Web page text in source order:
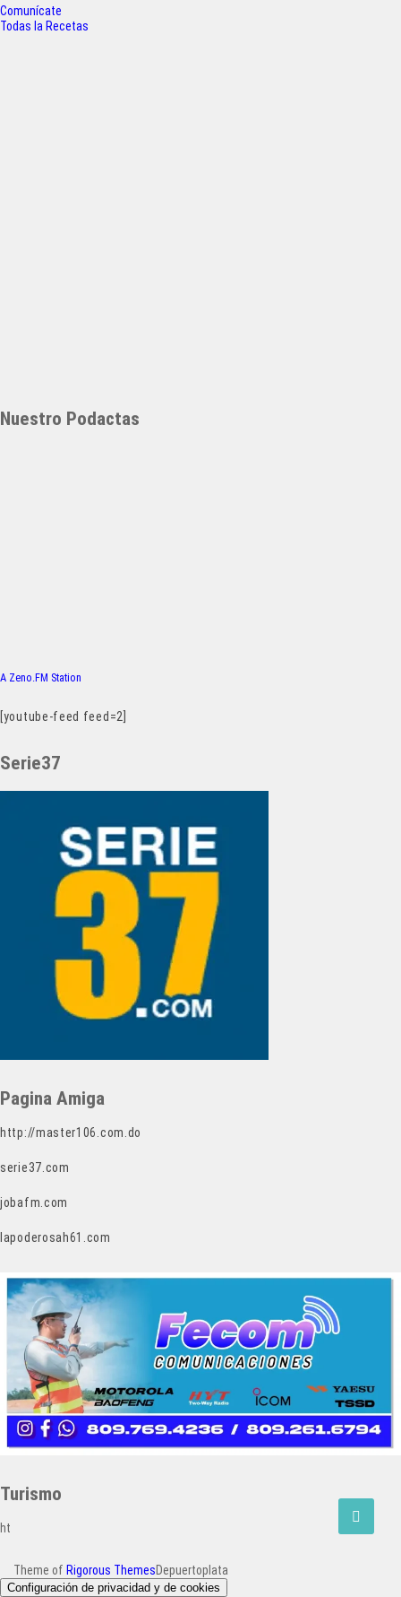
k
p
Comunícate
Todas la Recetas
Nuestro Podactas
A Zeno.FM Station
[youtube-feed feed=2]
Serie37
Pagina Amiga
http://master106.com.do
serie37.com
jobafm.com
lapoderosah61.com
Turismo
ht
Theme of Rigorous ThemesDepuertoplata
Configuración de privacidad y de cookies